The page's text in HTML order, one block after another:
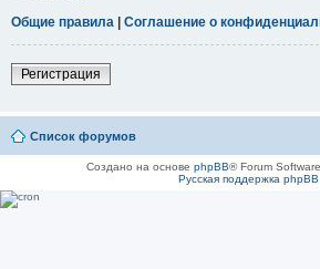
Общие правила | Соглашение о
Регистрация
Список форумов
Создано на основе phpBB® Forum
Русская поддержка phpBB